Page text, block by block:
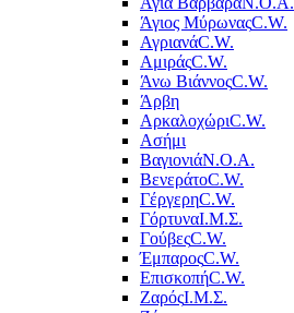
Άγιος ΜύρωναςC.W.
ΑγριανάC.W.
ΑμιράςC.W.
Άνω ΒιάννοςC.W.
Άρβη
ΑρκαλοχώριC.W.
Ασήμι
ΒαγιονιάΝ.Ο.Α.
ΒενεράτοC.W.
ΓέργερηC.W.
ΓόρτυναΙ.Μ.Σ.
ΓούβεςC.W.
ΈμπαροςC.W.
ΕπισκοπήC.W.
ΖαρόςΙ.Μ.Σ.